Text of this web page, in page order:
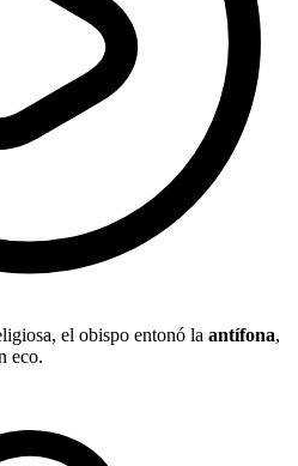
el obispo entonó la antífona,
eco.